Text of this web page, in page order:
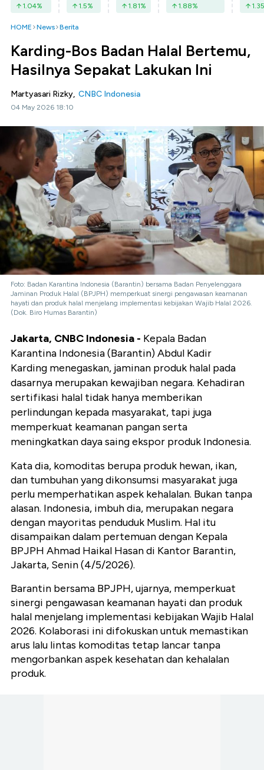
1.04% 1.5% 1.81% 1.88% 1.35
HOME News Berita
Karding-Bos Badan Halal Bertemu,
Hasilnya Sepakat Lakukan Ini
Martyasari Rizky, CNBC Indonesia
04 May 2026 18:10
Foto: Badan Karantina Indonesia (Barantin) bersama Badan Penyelenggara
Jaminan Produk Halal (BPJPH) memperkuat sinergi pengawasan keamanan
hayati dan produk halal menjelang implementasi kebijakan Wajib Halal 2026.
(Dok. Biro Humas Barantin)
Jakarta, CNBC Indonesia - Kepala Badan
Karantina Indonesia (Barantin) Abdul Kadir
Karding menegaskan, jaminan produk halal pada
dasarnya merupakan kewajiban negara. Kehadiran
sertifikasi halal tidak hanya memberikan
perlindungan kepada masyarakat, tapi juga
memperkuat keamanan pangan serta
meningkatkan daya saing ekspor produk Indonesia.
Kata dia, komoditas berupa produk hewan, ikan,
dan tumbuhan yang dikonsumsi masyarakat juga
perlu memperhatikan aspek kehalalan. Bukan tanpa
alasan. Indonesia, imbuh dia, merupakan negara
dengan mayoritas penduduk Muslim. Hal itu
disampaikan dalam pertemuan dengan Kepala
BPJPH Ahmad Haikal Hasan di Kantor Barantin,
Jakarta, Senin (4/5/2026).
Barantin bersama BPJPH, ujarnya, memperkuat
sinergi pengawasan keamanan hayati dan produk
halal menjelang implementasi kebijakan Wajib Halal
2026. Kolaborasi ini difokuskan untuk memastikan
arus lalu lintas komoditas tetap lancar tanpa
mengorbankan aspek kesehatan dan kehalalan
produk.